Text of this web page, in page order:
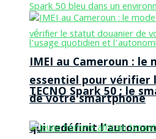
TECNO Spark 50 : le
qui redéfinit
IMEI au Cameroun : le
essentiel pour
de votre smartphone